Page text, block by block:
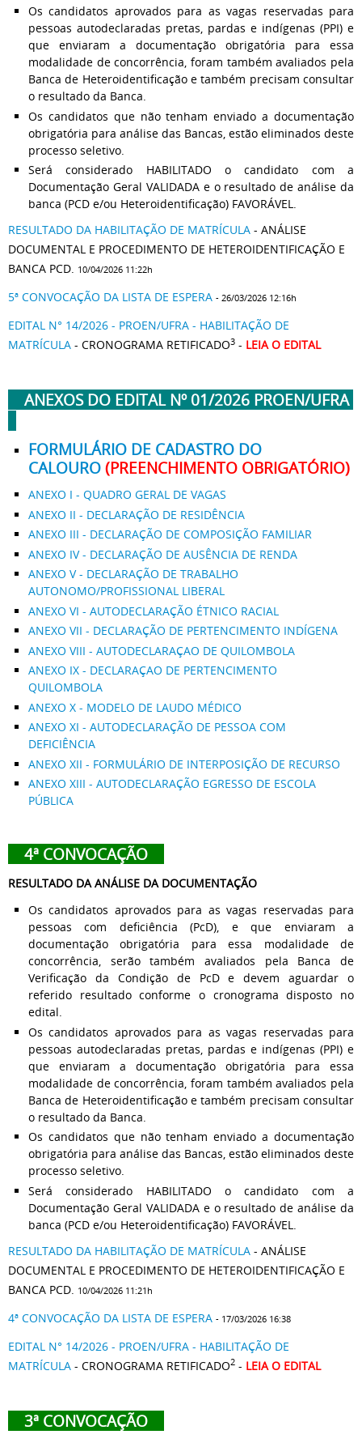
Os candidatos aprovados para as vagas reservadas para
pessoas autodeclaradas pretas, pardas e indígenas (PPI) e
que enviaram a documentação obrigatória para essa
modalidade de concorrência, foram também avaliados pela
Banca de Heteroidentificação e também precisam consultar
o resultado da Banca.
Os candidatos que não tenham enviado a documentação
obrigatória para análise das Bancas, estão eliminados deste
processo seletivo.
Será considerado HABILITADO o candidato com a
Documentação Geral VALIDADA e o resultado de análise da
banca (PCD e/ou Heteroidentificação) FAVORÁVEL.
RESULTADO DA HABILITAÇÃO DE MATRÍCULA - ANÁLISE
DOCUMENTAL E PROCEDIMENTO DE HETEROIDENTIFICAÇÃO E
BANCA PCD. 10/04/2026 11:22h
5ª CONVOCAÇÃO DA LISTA DE ESPERA - 26/03/2026 12:16h
EDITAL N° 14/2026 - PROEN/UFRA - HABILITAÇÃO DE
MATRÍCULA - CRONOGRAMA RETIFICADO3 - LEIA O EDITAL
ANEXOS DO EDITAL Nº 01/2026 PROEN/UFRA
FORMULÁRIO DE CADASTRO DO
CALOURO (PREENCHIMENTO OBRIGATÓRIO)
ANEXO I - QUADRO GERAL DE VAGAS
ANEXO II - DECLARAÇÃO DE RESIDÊNCIA
ANEXO III - DECLARAÇÃO DE COMPOSIÇÃO FAMILIAR
ANEXO IV - DECLARAÇÃO DE AUSÊNCIA DE RENDA
ANEXO V - DECLARAÇÃO DE TRABALHO
AUTONOMO/PROFISSIONAL LIBERAL
ANEXO VI - AUTODECLARAÇÃO ÉTNICO RACIAL
ANEXO VII - DECLARAÇÃO DE PERTENCIMENTO INDÍGENA
ANEXO VIII - AUTODECLARAÇAO DE QUILOMBOLA
ANEXO IX - DECLARAÇAO DE PERTENCIMENTO
QUILOMBOLA
ANEXO X - MODELO DE LAUDO MÉDICO
ANEXO XI - AUTODECLARAÇÃO DE PESSOA COM
DEFICIÊNCIA
ANEXO XII - FORMULÁRIO DE INTERPOSIÇÃO DE RECURSO
ANEXO XIII - AUTODECLARAÇÃO EGRESSO DE ESCOLA
PÚBLICA
4ª CONVOCAÇÃO
RESULTADO DA ANÁLISE DA DOCUMENTAÇÃO
Os candidatos aprovados para as vagas reservadas para
pessoas com deficiência (PcD), e que enviaram a
documentação obrigatória para essa modalidade de
concorrência, serão também avaliados pela Banca de
Verificação da Condição de PcD e devem aguardar o
referido resultado conforme o cronograma disposto no
edital.
Os candidatos aprovados para as vagas reservadas para
pessoas autodeclaradas pretas, pardas e indígenas (PPI) e
que enviaram a documentação obrigatória para essa
modalidade de concorrência, foram também avaliados pela
Banca de Heteroidentificação e também precisam consultar
o resultado da Banca.
Os candidatos que não tenham enviado a documentação
obrigatória para análise das Bancas, estão eliminados deste
processo seletivo.
Será considerado HABILITADO o candidato com a
Documentação Geral VALIDADA e o resultado de análise da
banca (PCD e/ou Heteroidentificação) FAVORÁVEL.
RESULTADO DA HABILITAÇÃO DE MATRÍCULA - ANÁLISE
DOCUMENTAL E PROCEDIMENTO DE HETEROIDENTIFICAÇÃO E
BANCA PCD.
10/04/2026 11:21h
4ª CONVOCAÇÃO DA LISTA DE ESPERA - 17/03/2026 16:38
EDITAL N° 14/2026 - PROEN/UFRA - HABILITAÇÃO DE
MATRÍCULA - CRONOGRAMA RETIFICADO2 - LEIA O EDITAL
3ª CONVOCAÇÃO